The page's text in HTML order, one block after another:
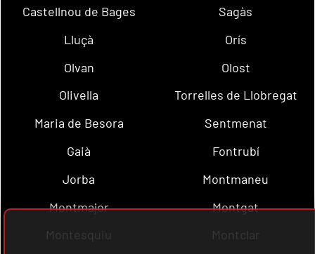
Castellnou de Bages
Sagàs
Lluçà
Orís
Olvan
Olost
Olivella
Torrelles de Llobregat
Maria de Besora
Sentmenat
Gaià
Fontrubí
Jorba
Montmaneu
Montmajor
Montgat
Montesquiu
Montclar